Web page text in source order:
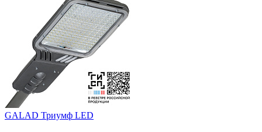
GALAD Триумф LED